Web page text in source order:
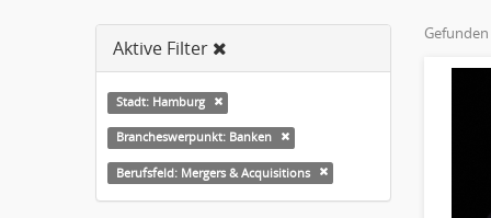
Aktive Filter
Stadt: Hamburg
Brancheswerpunkt: Banken
Berufsfeld: Mergers & Acquisitions